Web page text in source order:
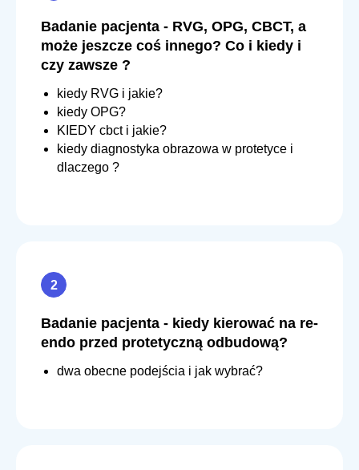
Badanie pacjenta - RVG, OPG, CBCT, a
może jeszcze coś innego? Co i kiedy i
czy zawsze ?
kiedy RVG i jakie?
kiedy OPG?
KIEDY cbct i jakie?
kiedy diagnostyka obrazowa w protetyce i
dlaczego ?
Badanie pacjenta - kiedy kierować na re-
endo przed protetyczną odbudową?
dwa obecne podejścia i jak wybrać?